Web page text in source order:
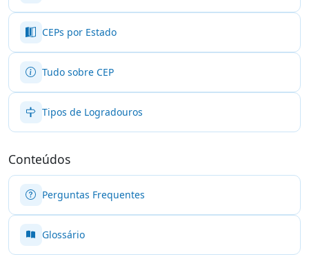
CEPs por Estado
Tudo sobre CEP
Tipos de Logradouros
Conteúdos
Perguntas Frequentes
Glossário